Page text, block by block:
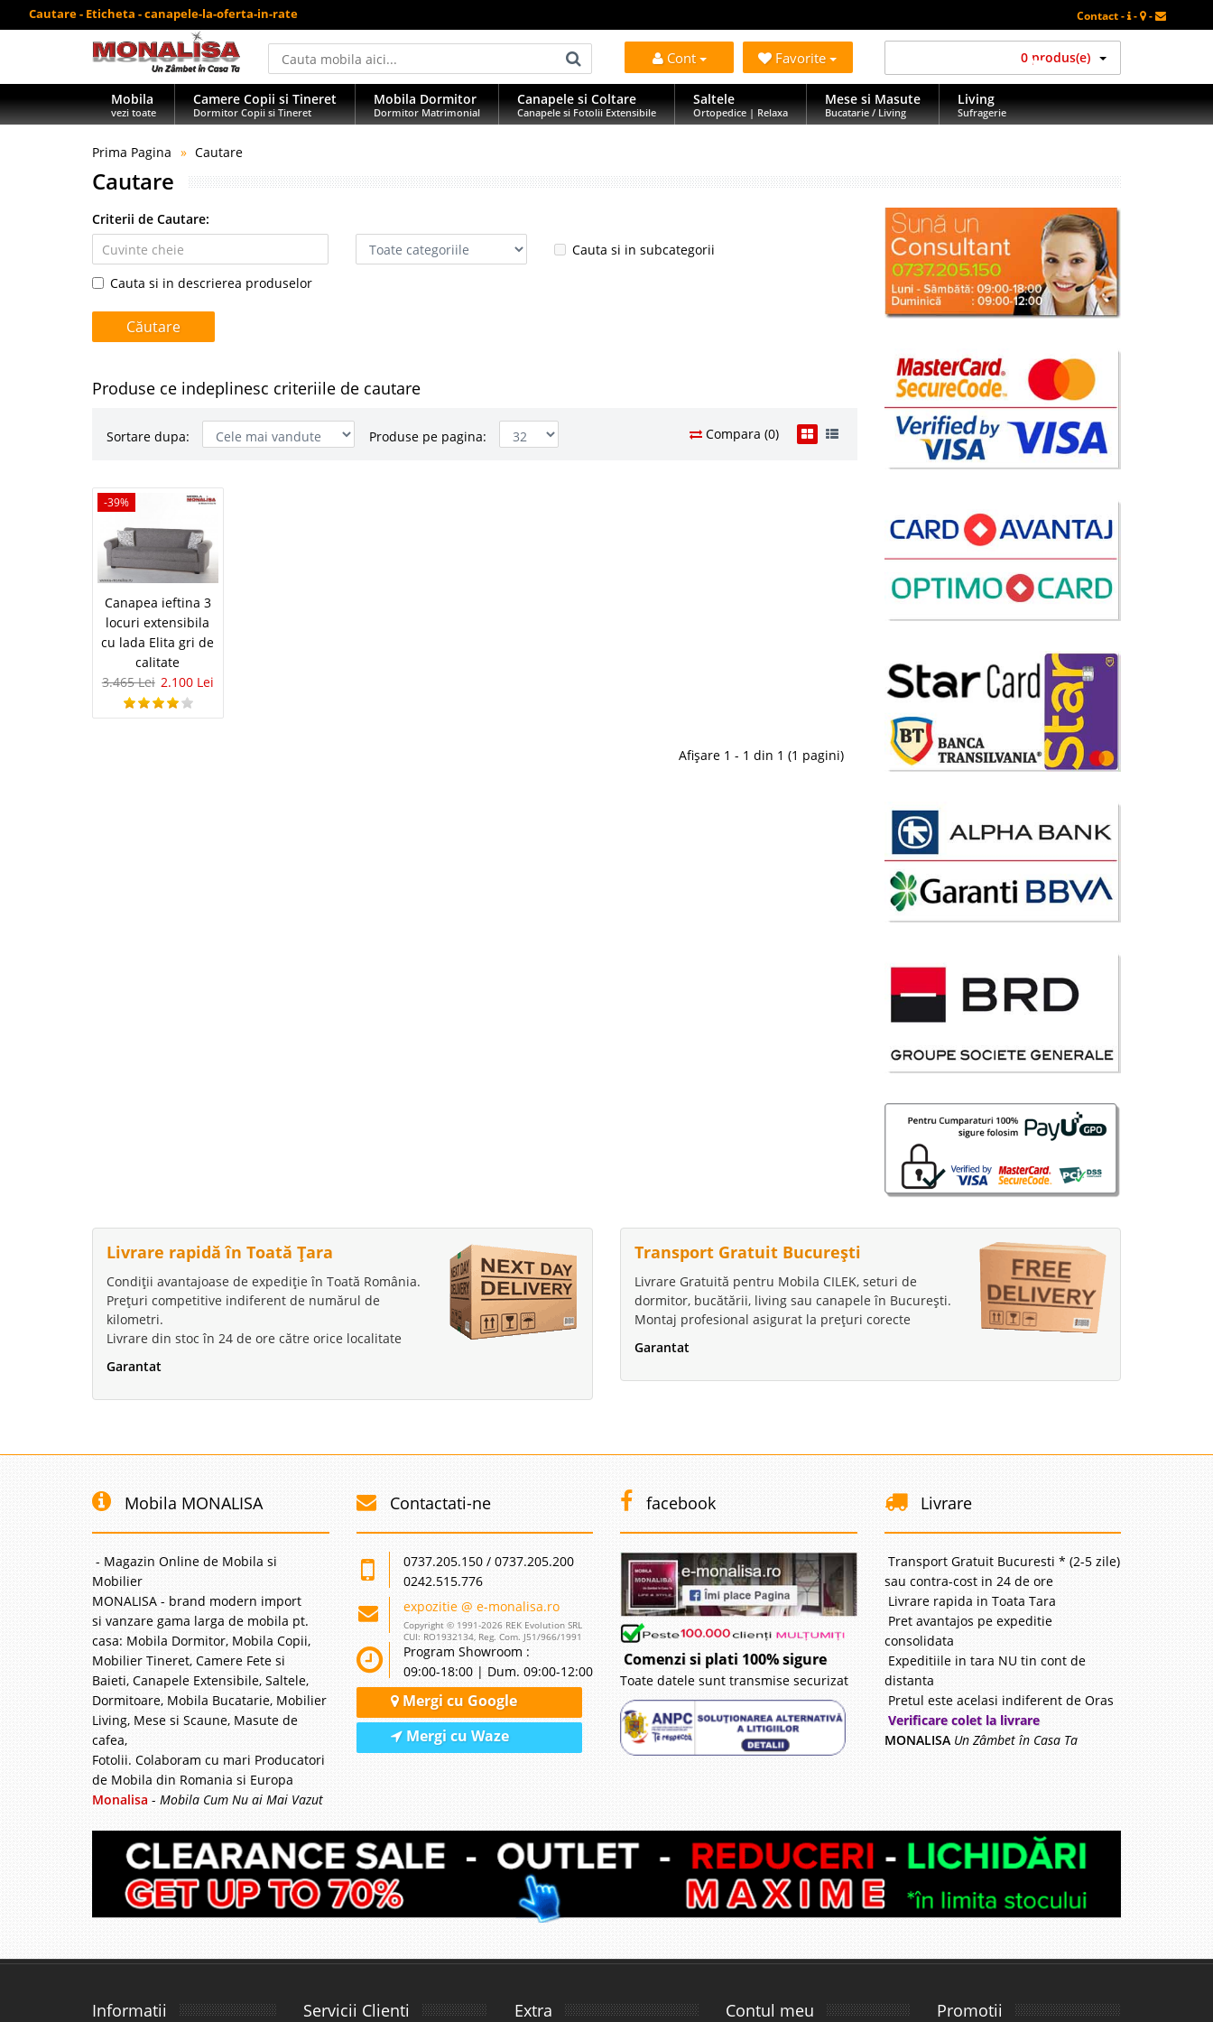
Cautare - Eticheta - canapele-la-oferta-in-rate Contact - - -
Cont Favorite 0 produs(e)
Mobila
vezi toate
Camere Copii si Tineret
Dormitor Copii si Tineret
Mobila Dormitor
Dormitor Matrimonial
Canapele si Coltare
Canapele si Fotolii Extensibile
Saltele
Ortopedice | Relaxa
Mese si Masute
Bucatarie / Living
Living
Sufragerie
Prima Pagina Cautare
Cautare
Criterii de Cautare:
Cauta si in subcategorii
Cauta si in descrierea produselor
Produse ce indeplinesc criteriile de cautare
Compara (0)
Sortare dupa: Produse pe pagina:
-39%
-39%
Canapea ieftina 3
locuri extensibila
cu lada Elita gri de
calitate
3.465 Lei 2.100 Lei
Afișare 1 - 1 din 1 (1 pagini)
Livrare rapidă în Toată Țara
Condiții avantajoase de expediție în Toată România.
Prețuri competitive indiferent de numărul de
kilometri.
Livrare din stoc în 24 de ore către orice localitate
Garantat
Transport Gratuit București
Livrare Gratuită pentru Mobila CILEK, seturi de
dormitor, bucătării, living sau canapele în București.
Montaj profesional asigurat la prețuri corecte
Garantat
Mobila MONALISA
- Magazin Online de Mobila si
Mobilier
MONALISA - brand modern import
si vanzare gama larga de mobila pt.
casa: Mobila Dormitor, Mobila Copii,
Mobilier Tineret, Camere Fete si
Baieti, Canapele Extensibile, Saltele,
Dormitoare, Mobila Bucatarie, Mobilier
Living, Mese si Scaune, Masute de
cafea,
Fotolii. Colaboram cu mari Producatori
de Mobila din Romania si Europa
Monalisa - Mobila Cum Nu ai Mai Vazut
Contactati-ne
0737.205.150 / 0737.205.200
0242.515.776
expozitie @ e-monalisa.ro
Copyright © 1991-2026 REK Evolution SRL
CUI: RO1932134, Reg. Com. J51/966/1991
Program Showroom :
09:00-18:00 | Dum. 09:00-12:00
Mergi cu Google
Mergi cu Waze
facebook
Comenzi si plati 100% sigure
Toate datele sunt transmise securizat
Livrare
Transport Gratuit Bucuresti * (2-5 zile)
sau contra-cost in 24 de ore
Livrare rapida in Toata Tara
Pret avantajos pe expeditie
consolidata
Expeditiile in tara NU tin cont de
distanta
Pretul este acelasi indiferent de Oras
Verificare colet la livrare
MONALISA Un Zâmbet în Casa Ta
Informatii Servicii Clienti Extra Contul meu Promotii